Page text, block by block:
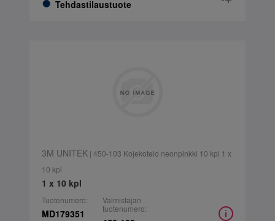
Tehdastilaustuote
3M UNITEK| 450-103 Kojekotelo neonpinkki 10 kpl 1 x
10 kpl
1 x 10 kpl
Tuotenumero:
MD179351
Valmistajan
tuotenumero: